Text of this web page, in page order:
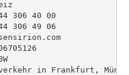
306 40 00
306 49 06
in Frankfurt,